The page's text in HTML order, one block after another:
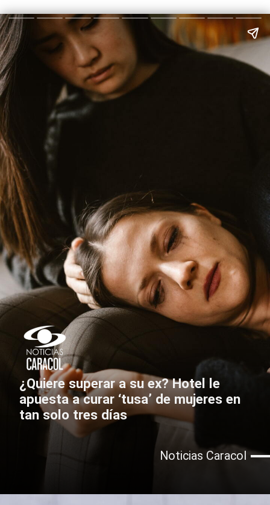
¿Quiere superar a su ex? Hotel le
apuesta a curar ‘tusa’ de mujeres en
tan solo tres días
Noticias Caracol